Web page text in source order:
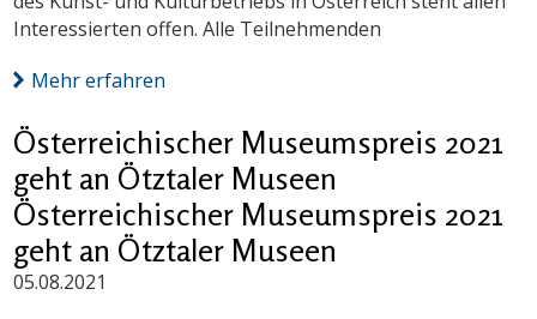
Interessierten offen. Alle Teilnehmenden
Mehr erfahren
Österreichischer Museumspreis 2021
geht an Ötztaler Museen
Österreichischer Museumspreis 2021
geht an Ötztaler Museen
05.08.2021